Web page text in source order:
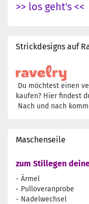
>> los geht's <<
Strickdesigns auf
Du möchtest einen
kaufen? Hier findest
Nach und nach
Maschenseile
zum Stillegen
- Ärmel
- Pulloveranprobe
- Nadelwechsel